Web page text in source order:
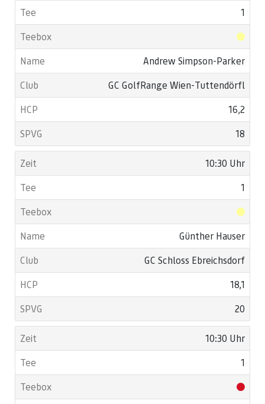
1
Andrew Simpson-Parker
GC GolfRange Wien-Tuttendörfl
16,2
18
10:30 Uhr
1
Günther Hauser
GC Schloss Ebreichsdorf
18,1
20
10:30 Uhr
1